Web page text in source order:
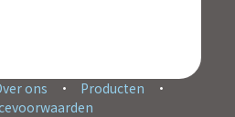
ons • Producten
•